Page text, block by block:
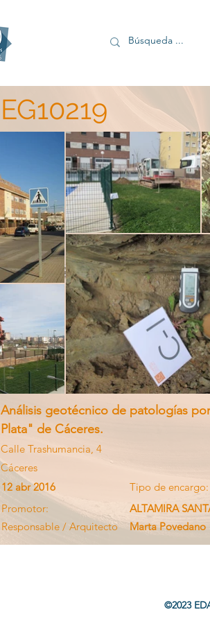
EG10219
Análisis geotécnico de patologías
Plata" de Cáceres.
Calle Trashumancia, 4
Cáceres
12 abr 2016
Promotor:
Responsable / Arquitecto
Tipo de encargo:
ALTAMIRA
Marta Povedano
©2023